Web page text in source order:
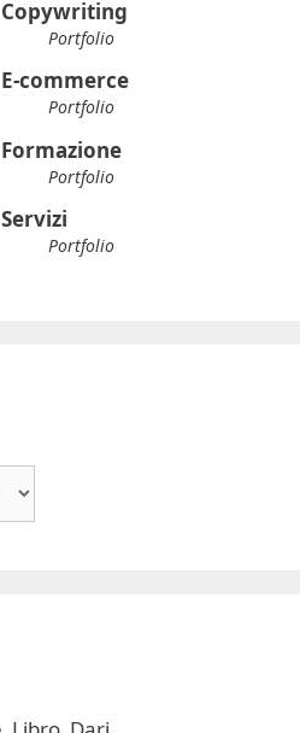
Copywriting
Portfolio
E-commerce
Portfolio
Formazione
Portfolio
Servizi
Portfolio